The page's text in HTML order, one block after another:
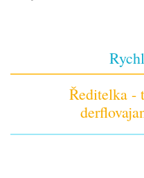
Ředitelka -